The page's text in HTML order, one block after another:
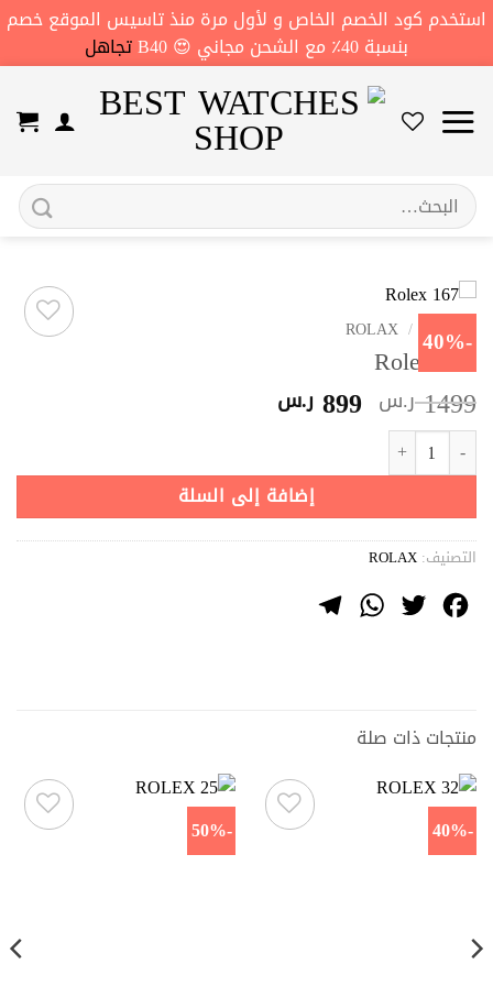
استخدم كود الخصم الخاص و لأول مرة منذ تاسيس الموقع خصم
بنسبة 40٪ مع الشحن مجاني 😍 B40
تجاهل
للمحتوى
البحث
عن:
-40%الرئيسية /
ROLAX
Rolex 167
1499 ر.س السعر
الأصلي
1499 ر.س.
899 ر.س
899 ر.س.
إضافة إلى السلة
التصنيف: ROLAX
Facebook
Twitter
WhatsApp
منتجات ذات صلة
-40%
-50%